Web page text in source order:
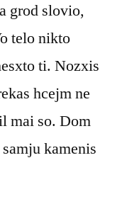
grod slovio,
telo nikto
ti. Nozxis
hcejm ne
mai so. Dom
kamenis